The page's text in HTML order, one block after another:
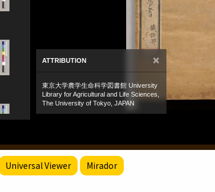
Universal Viewer Mirador